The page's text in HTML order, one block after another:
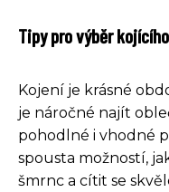
Tipy pro výběr
Kojení je krásné
je náročné najít
pohodlné i vhodné
spousta možností,
šmrnc a cítit se